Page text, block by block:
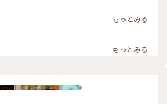
もっとみる
もっとみる